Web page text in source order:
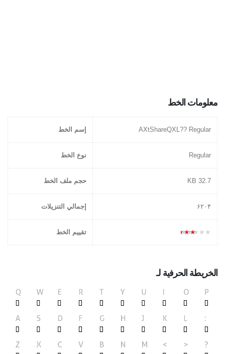
معلومات الخط
AXtShareQXL?? Regular إسم الخط
Regular نوع الخط
32.7 KB حجم ملف الخط
۶٢۰۴ إجمالي التنزيلات
★★★★★ تقييم الخط
الخريطة الحرفية لـ